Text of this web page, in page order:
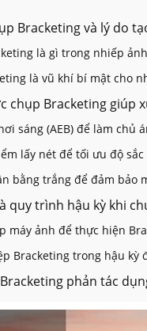
Bracketing và lý do
là gì trong nhiếp
là vũ khí bí mật cho
chụp Bracketing giúp
sáng (AEB) để làm chủ
lấy nét để tối ưu độ
bằng trắng để đảm bảo
quy trình hậu kỳ khi
máy ảnh để thực hiện
Bracketing trong hậu kỳ
phản tác